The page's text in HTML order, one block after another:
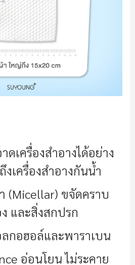
ดเครื่องสำอางได้อย่าง
เครื่องสำอางกันน้ำ
(Micellar) ขจัดคราบ
และสิ่งสกปรก
กอฮอล์และพาราเบน
อ่อนโยน ไม่ระคาย